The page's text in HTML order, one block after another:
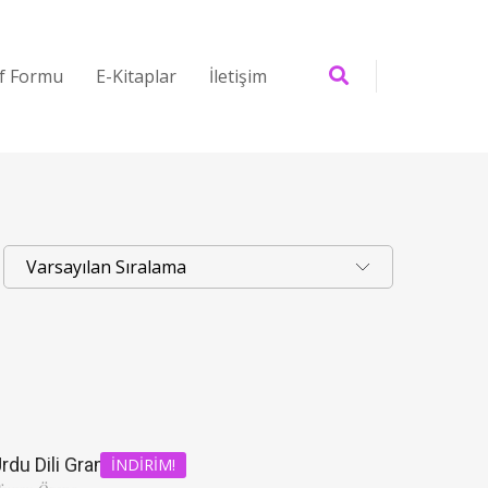
Formu E-Kitaplar İletişim
İNDIRIM!
Dili Grameri